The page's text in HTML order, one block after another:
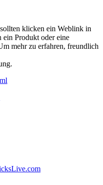
klicken ein Weblink in
ein Produkt oder eine
mehr zu erfahren, freundlich